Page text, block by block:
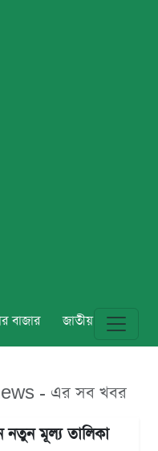
বাজার জাতীয় বিশ্ব
- এর সব খবর
নতুন মূল্য তালিকা